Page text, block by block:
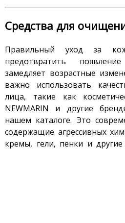
Средства для
Правильный уход за
предотвратить
замедляет возрастные
важно использовать
лица, такие как
NEWMARIN и другие
нашем каталоге. Это
содержащие агрессивных
кремы, гели, пенки и